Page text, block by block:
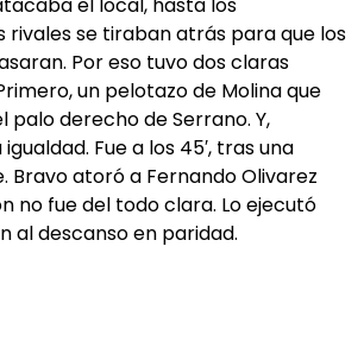
rivales se tiraban atrás para que los
Por eso tuvo dos claras
un pelotazo de Molina que
palo derecho de Serrano. Y,
Fue a los 45′, tras una
Bravo atoró a Fernando Olivarez
no fue del todo clara. Lo ejecutó
al descanso en paridad.